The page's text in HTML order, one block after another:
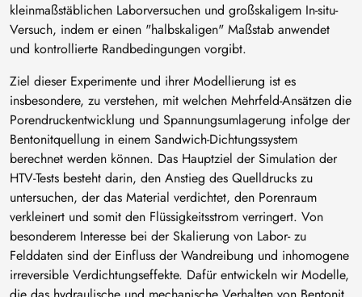
kleinmaßstäblichen Laborversuchen und großskaligem In-situ-
Versuch, indem er einen "halbskaligen" Maßstab anwendet
und kontrollierte Randbedingungen vorgibt.
Ziel dieser Experimente und ihrer Modellierung ist es
insbesondere, zu verstehen, mit welchen Mehrfeld-Ansätzen die
Porendruckentwicklung und Spannungsumlagerung infolge der
Bentonitquellung in einem Sandwich-Dichtungssystem
berechnet werden können. Das Hauptziel der Simulation der
HTV-Tests besteht darin, den Anstieg des Quelldrucks zu
untersuchen, der das Material verdichtet, den Porenraum
verkleinert und somit den Flüssigkeitsstrom verringert. Von
besonderem Interesse bei der Skalierung von Labor- zu
Felddaten sind der Einfluss der Wandreibung und inhomogene
irreversible Verdichtungseffekte. Dafür entwickeln wir Modelle,